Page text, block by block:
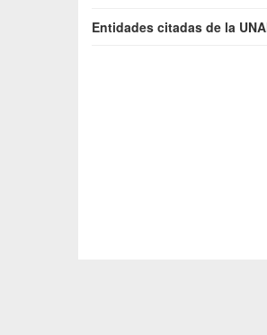
Entidades citadas de la